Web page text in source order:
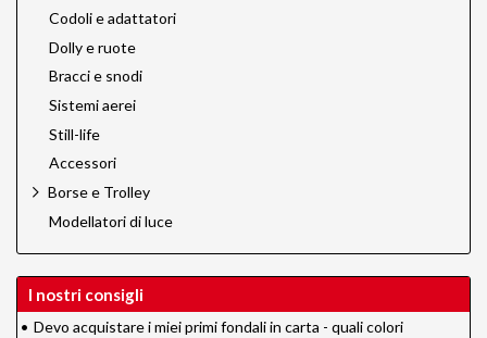
Codoli e adattatori
Dolly e ruote
Bracci e snodi
Sistemi aerei
Still-life
Accessori
Borse e Trolley
Modellatori di luce
I nostri consigli
• Devo acquistare i miei primi fondali in carta - quali colori